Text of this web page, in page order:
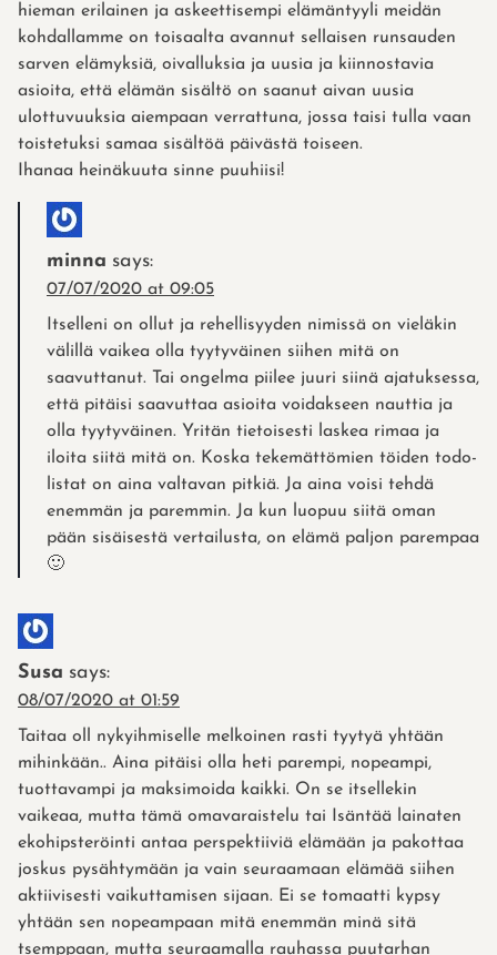
hieman erilainen ja askeettisempi elämäntyyli meidän
kohdallamme on toisaalta avannut sellaisen runsauden
sarven elämyksiä, oivalluksia ja uusia ja kiinnostavia
asioita, että elämän sisältö on saanut aivan uusia
ulottuvuuksia aiempaan verrattuna, jossa taisi tulla vaan
toistetuksi samaa sisältöä päivästä toiseen.
Ihanaa heinäkuuta sinne puuhiisi!
minna says:
07/07/2020 at 09:05
Itselleni on ollut ja rehellisyyden nimissä on vieläkin
välillä vaikea olla tyytyväinen siihen mitä on
saavuttanut. Tai ongelma piilee juuri siinä ajatuksessa,
että pitäisi saavuttaa asioita voidakseen nauttia ja
olla tyytyväinen. Yritän tietoisesti laskea rimaa ja
iloita siitä mitä on. Koska tekemättömien töiden todo-
listat on aina valtavan pitkiä. Ja aina voisi tehdä
enemmän ja paremmin. Ja kun luopuu siitä oman
pään sisäisestä vertailusta, on elämä paljon parempaa
🙂
Susa says:
08/07/2020 at 01:59
Taitaa oll nykyihmiselle melkoinen rasti tyytyä yhtään
mihinkään.. Aina pitäisi olla heti parempi, nopeampi,
tuottavampi ja maksimoida kaikki. On se itsellekin
vaikeaa, mutta tämä omavaraistelu tai Isäntää lainaten
ekohipsteröinti antaa perspektiiviä elämään ja pakottaa
joskus pysähtymään ja vain seuraamaan elämää siihen
aktiivisesti vaikuttamisen sijaan. Ei se tomaatti kypsy
yhtään sen nopeampaan mitä enemmän minä sitä
tsemppaan, mutta seuraamalla rauhassa puutarhan